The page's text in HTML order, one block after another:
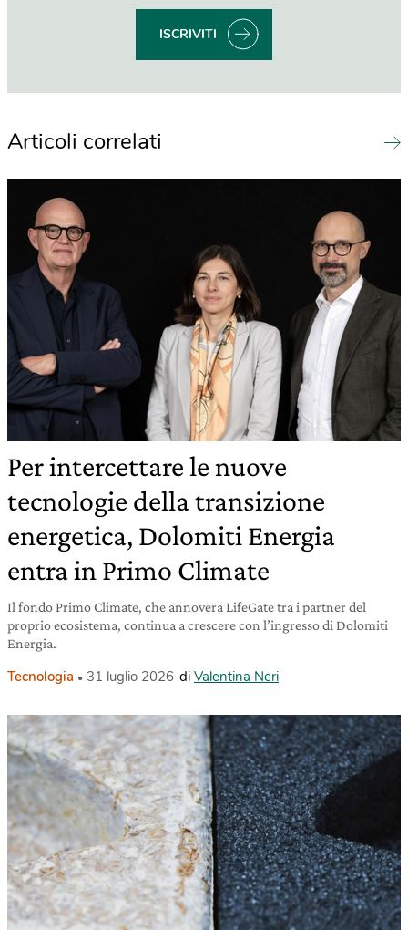
ISCRIVITI
Articoli correlati
Per intercettare le nuove
tecnologie della transizione
energetica, Dolomiti Energia
entra in Primo Climate
Il fondo Primo Climate, che annovera LifeGate tra i partner del
proprio ecosistema, continua a crescere con l’ingresso di Dolomiti
Energia.
Tecnologia 31 luglio 2026 di Valentina Neri